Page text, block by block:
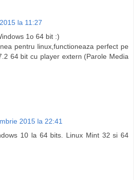
la 11:27
1o 64 bit :)
pentru linux,functioneaza perfect pe
64 bit cu player extern (Parole Media
2015 la 22:41
10 la 64 bits. Linux Mint 32 si 64